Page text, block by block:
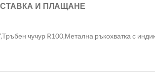
И ПЛАЩАНЕ
чучур R100,Метална ръкохватка с